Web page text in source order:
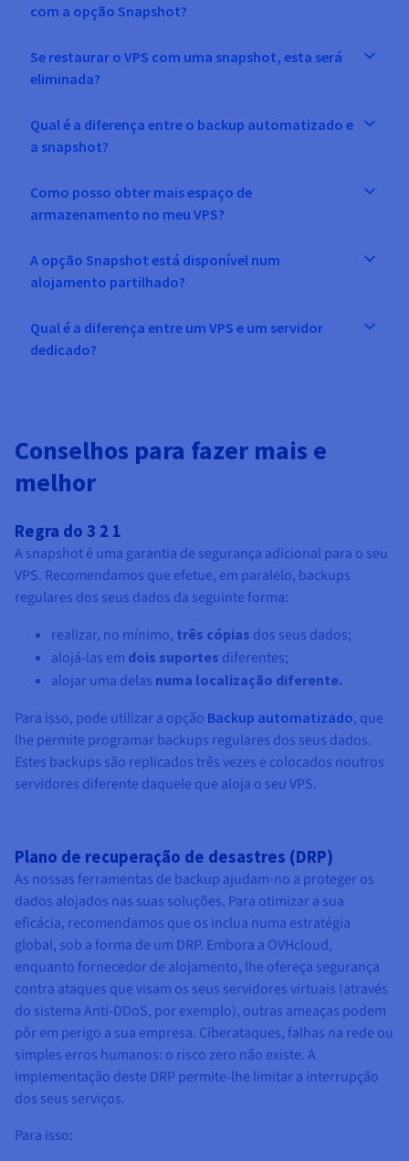
com a opção Snapshot?
Se restaurar o VPS com uma snapshot, esta será
eliminada?
Qual é a diferença entre o backup automatizado e
a snapshot?
Como posso obter mais espaço de
armazenamento no meu VPS?
A opção Snapshot está disponível num
alojamento partilhado?
Qual é a diferença entre um VPS e um servidor
dedicado?
Conselhos para fazer mais e
melhor
Regra do 3 2 1
A snapshot é uma garantia de segurança adicional para o seu
VPS. Recomendamos que efetue, em paralelo, backups
regulares dos seus dados da seguinte forma:
realizar, no mínimo, três cópias dos seus dados;
alojá-las em dois suportes diferentes;
alojar uma delas numa localização diferente.
Para isso, pode utilizar a opção Backup automatizado, que
lhe permite programar backups regulares dos seus dados.
Estes backups são replicados três vezes e colocados noutros
servidores diferente daquele que aloja o seu VPS.
Plano de recuperação de desastres (DRP)
As nossas ferramentas de backup ajudam-no a proteger os
dados alojados nas suas soluções. Para otimizar a sua
eficácia, recomendamos que os inclua numa estratégia
global, sob a forma de um DRP. Embora a OVHcloud,
enquanto fornecedor de alojamento, lhe ofereça segurança
contra ataques que visam os seus servidores virtuais (através
do sistema Anti-DDoS, por exemplo), outras ameaças podem
pôr em perigo a sua empresa. Ciberataques, falhas na rede ou
simples erros humanos: o risco zero não existe. A
implementação deste DRP permite-lhe limitar a interrupção
dos seus serviços.
Para isso: